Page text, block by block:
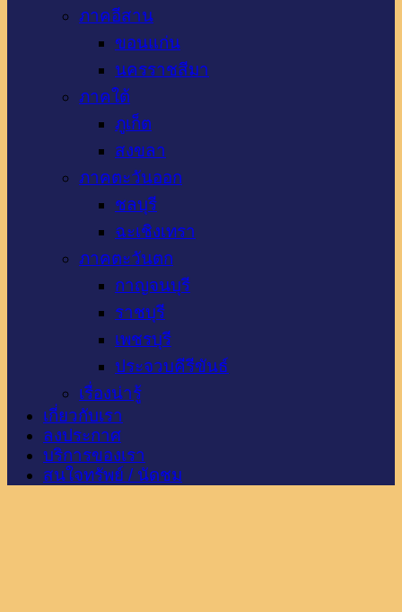
ภาคอีสาน
ขอนแก่น
นครราชสีมา
ภาคใต้
ภูเก็ต
สงขลา
ภาคตะวันออก
ชลบุรี
ฉะเชิงเทรา
ภาคตะวันตก
กาญจนบุรี
ราชบุรี
เพชรบุรี
ประจวบคีรีขันธ์
เรื่องน่ารู้
เกี่ยวกับเรา
ลงประกาศ
บริการของเรา
สนใจทรัพย์ / นัดชม